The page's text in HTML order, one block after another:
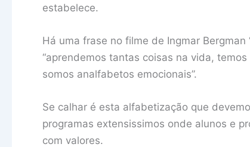
estabelece.
Há uma frase no filme de Ingmar
“aprendemos tantas coisas na vida,
somos analfabetos emocionais”.
Se calhar é esta alfabetização que
programas extensissimos onde alunos e
com valores.